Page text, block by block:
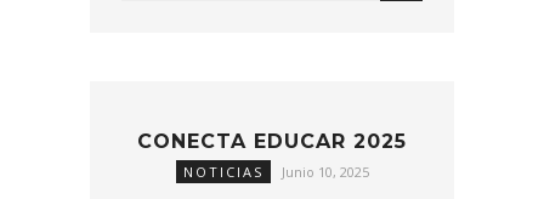
CONECTA EDUCAR 2025
NOTICIAS Junio 10, 2025